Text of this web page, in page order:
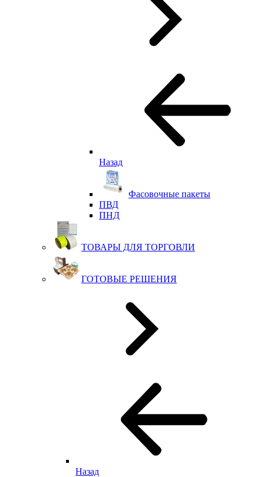
Назад
Фасовочные пакеты
ПВД
ПНД
ТОВАРЫ ДЛЯ ТОРГОВЛИ
ГОТОВЫЕ РЕШЕНИЯ
Назад